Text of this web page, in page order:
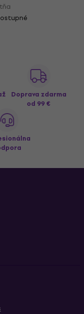
Doprava zdarma
od 99 €